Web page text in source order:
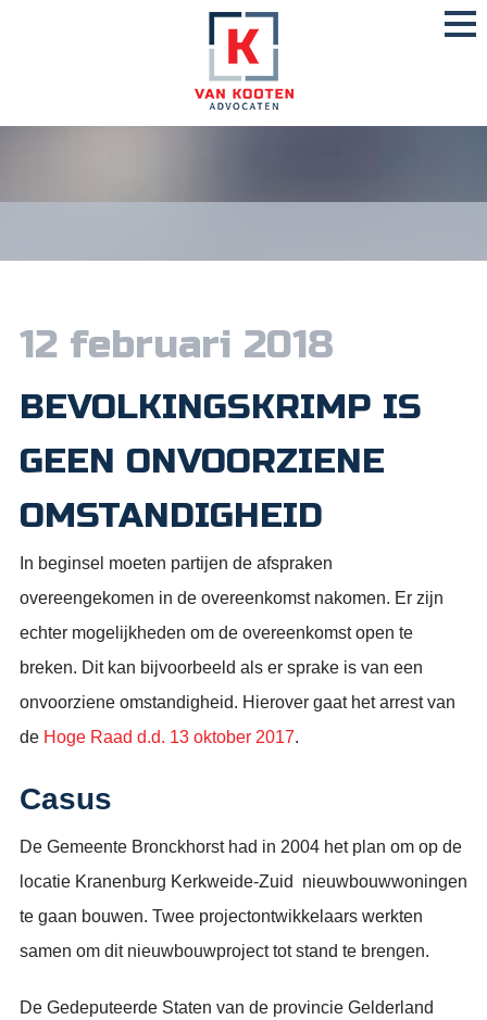
12 februari 2018
BEVOLKINGSKRIMP IS
GEEN ONVOORZIENE
OMSTANDIGHEID
In beginsel moeten partijen de afspraken
overeengekomen in de overeenkomst nakomen. Er zijn
echter mogelijkheden om de overeenkomst open te
breken. Dit kan bijvoorbeeld als er sprake is van een
onvoorziene omstandigheid. Hierover gaat het arrest van
de Hoge Raad d.d. 13 oktober 2017.
Casus
De Gemeente Bronckhorst had in 2004 het plan om op de
locatie Kranenburg Kerkweide-Zuid nieuwbouwwoningen
te gaan bouwen. Twee projectontwikkelaars werkten
samen om dit nieuwbouwproject tot stand te brengen.
De Gedeputeerde Staten van de provincie Gelderland